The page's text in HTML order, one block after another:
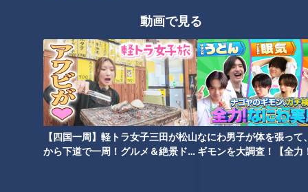
動画で見る
【四国一周】軽トラ女子三田が松山
から下道で一周！グルメ＆絶景ドラ
なにわ男子が体を張って
ギモンを大調査！【全力
おでかけ 教育 パンサー 向井慧
オススメ関連コンテンツ